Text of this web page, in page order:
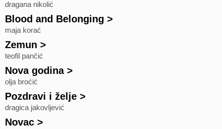
dragana nikolić
Blood and Belonging >
maja korać
Zemun >
teofil pančić
Nova godina>
olja broćić
Pozdravi i želje >
dragica jakovljević
Novac >